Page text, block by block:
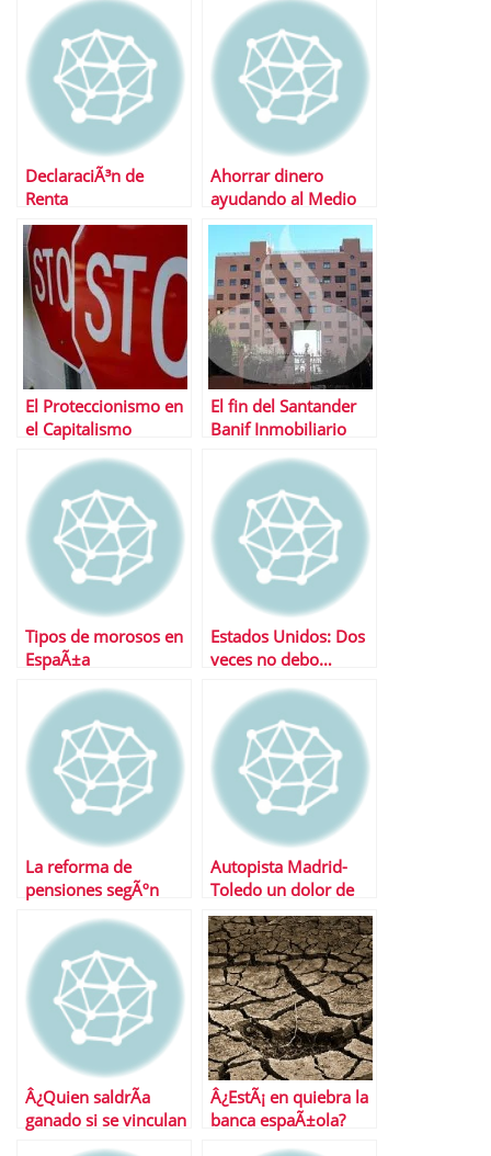
DeclaraciÃ³n de
Renta
Ahorrar dinero
ayudando al Medio
Ambiente
El Proteccionismo en
el Capitalismo
El fin del Santander
Banif Inmobiliario
Tipos de morosos en
EspaÃ±a
Estados Unidos: Dos
veces no debo…
La reforma de
pensiones segÃºn
Autopista Madrid-
Toledo un dolor de
cabeza para el
Gobierno
Â¿Quien saldrÃ­a
ganado si se vinculan
Â¿EstÃ¡ en quiebra la
banca espaÃ±ola?